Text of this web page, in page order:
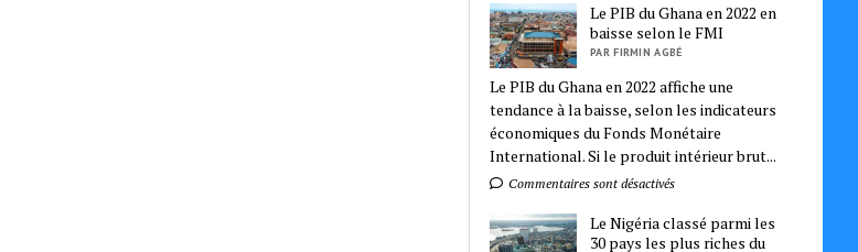
Le PIB du Ghana en 2022 en
baisse selon le FMI
PAR FIRMIN AGBÉ
Le PIB du Ghana en 2022 affiche une
tendance à la baisse, selon les indicateurs
économiques du Fonds Monétaire
International. Si le produit intérieur brut...
Commentaires sont désactivés
Le Nigéria classé parmi les
30 pays les plus riches du